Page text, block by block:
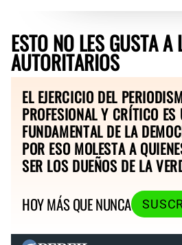
ESTO NO LES GUSTA A
AUTORITARIOS
EL EJERCICIO DEL
PROFESIONAL Y CRÍTICO
FUNDAMENTAL DE LA
POR ESO MOLESTA A
SER LOS DUEÑOS DE LA
HOY MÁS QUE NUNCA